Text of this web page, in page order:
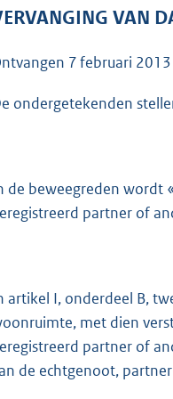
VAN
7 februari 2013
ondergetekenden
de beweegreden wordt
partner of
artikel I, onderdeel B,
met dien
partner of
de echtgenoot,